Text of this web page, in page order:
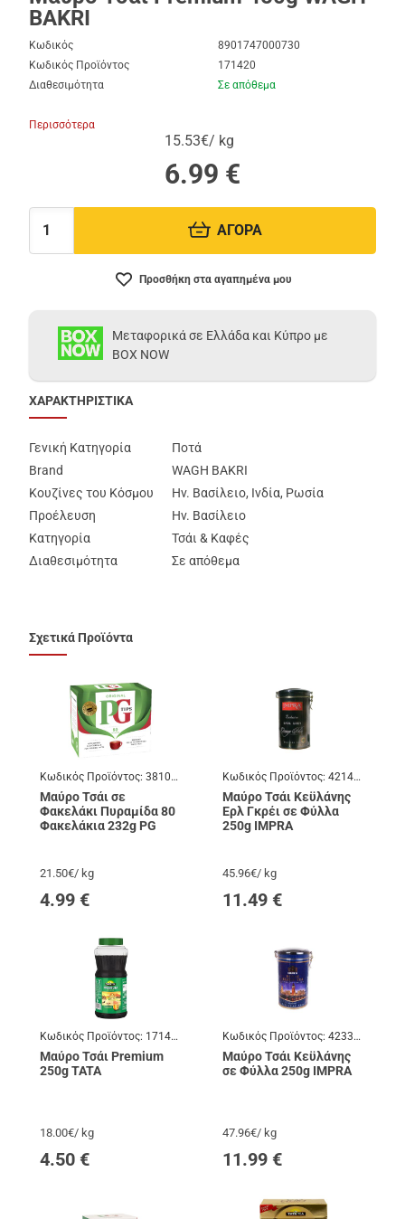
BAKRI
Κωδικός
8901747000730
Κωδικός Προϊόντος
171420
Διαθεσιμότητα
Σε απόθεμα
Περισσότερα
15.53€/ kg
6.99 €
Ποσότητα: ΑΓΟΡΑ
Προσθήκη στα αγαπημένα μου
Μεταφορικά σε Ελλάδα και Κύπρο με
BOX NOW
ΧΑΡΑΚΤΗΡΙΣΤΙΚΑ
Γενική Κατηγορία
Ποτά
Brand
WAGH BAKRI
Κουζίνες του Κόσμου
Ην. Βασίλειο, Ινδία, Ρωσία
Προέλευση
Ην. Βασίλειο
Κατηγορία
Τσάι & Καφές
Διαθεσιμότητα
Σε απόθεμα
Σχετικά Προϊόντα
Κωδικός Προϊόντος:381085
Μαύρο Τσάι σε
Φακελάκι Πυραμίδα 80
Φακελάκια 232g PG
21.50€/ kg
4.99€
Κωδικός Προϊόντος: 421465
Μαύρο Τσάι Κεϋλάνης
Ερλ Γκρέι σε Φύλλα
250g IMPRA
45.96€/ kg
11.49 €
Κωδικός Προϊόντος: 171403
Μαύρο Τσάι Premium
250g TATA
18.00€/ kg
4.50€
Κωδικός Προϊόντος: 423337
Μαύρο Τσάι Κεϋλάνης
σε Φύλλα 250g IMPRA
47.96€/ kg
11.99 €